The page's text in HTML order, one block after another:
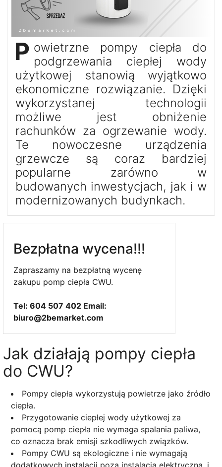
P owietrzne pompy ciepła do
podgrzewania ciepłej wody
użytkowej stanowią wyjątkowo
ekonomiczne rozwiązanie. Dzięki
wykorzystanej technologii
możliwe jest obniżenie
rachunków za ogrzewanie wody.
Te nowoczesne urządzenia
grzewcze są coraz bardziej
popularne zarówno w
budowanych inwestycjach, jak i w
modernizowanych budynkach.
Bezpłatna wycena!!!
Zapraszamy na bezpłatną wycenę
zakupu pomp ciepła CWU.
Tel: 604 507 402 Email:
biuro@2bemarket.com
Jak działają pompy ciepła
do CWU?
Pompy ciepła wykorzystują powietrze jako źródło
ciepła.
Przygotowanie ciepłej wody użytkowej za
pomocą pomp ciepła nie wymaga spalania paliwa,
co oznacza brak emisji szkodliwych związków.
Pompy CWU są ekologiczne i nie wymagają
dodatkowych instalacji poza instalacją elektryczną. i